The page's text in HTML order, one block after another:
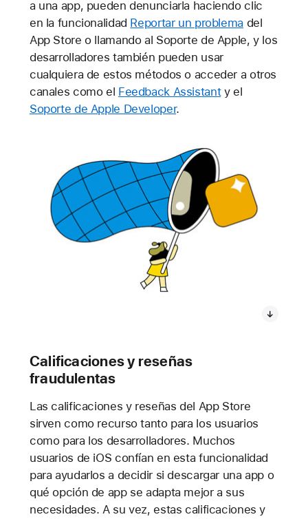
a una app, pueden denunciarla haciendo clic
en la funcionalidad Reportar un problema del
App Store o llamando al Soporte de Apple, y los
desarrolladores también pueden usar
cualquiera de estos métodos o acceder a otros
canales como el Feedback Assistanty el
Soporte de Apple Developer.
Calificaciones y reseñas
fraudulentas
Las calificaciones y reseñas del App Store
sirven como recurso tanto para los usuarios
como para los desarrolladores. Muchos
usuarios de iOS confían en esta funcionalidad
para ayudarlos a decidir si descargar una app o
qué opción de app se adapta mejor a sus
necesidades. A su vez, estas calificaciones y